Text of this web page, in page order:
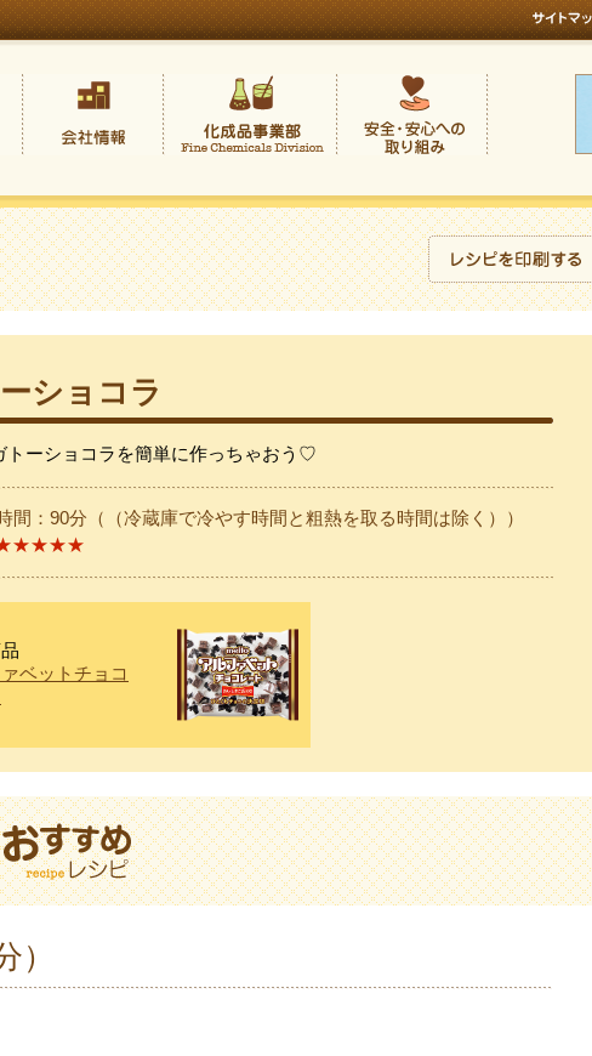
ショコラ
トーショコラを簡単に作っちゃおう♡
間：90分（（冷蔵庫で冷やす時間と粗熱を取る時間は除く））
★★★★★
ベットチョコ
）